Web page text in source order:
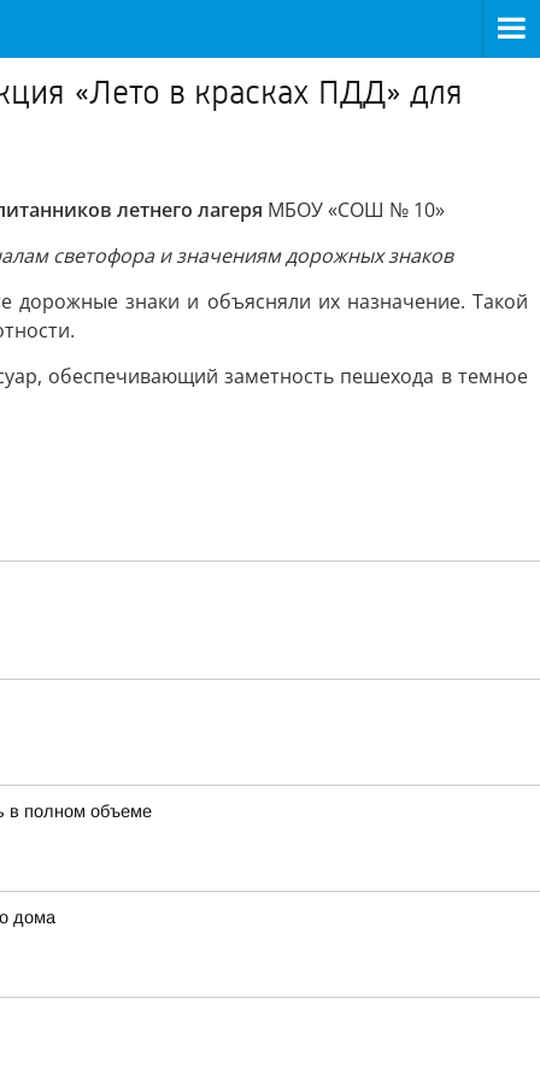
«Лето в красках ПДД» для
летнего лагеря МБОУ «СОШ № 10»
светофора и значениям дорожных знаков
дорожные знаки и объясняли их назначение. Такой
обеспечивающий заметность пешехода в темное
в полном объеме
дома